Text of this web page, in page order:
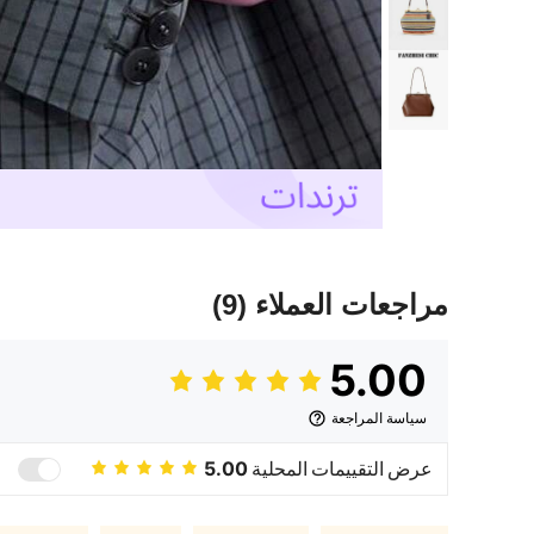
مراجعات العملاء (9)
5.00
سياسة المراجعة
عرض التقييمات المحلية 5.00